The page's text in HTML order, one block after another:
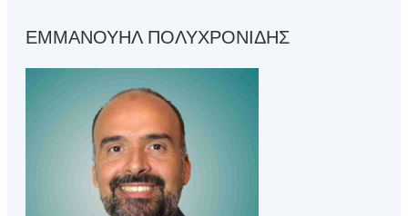
ΕΜΜΑΝΟΥΗΛ ΠΟΛΥΧΡΟΝΙΔΗΣ